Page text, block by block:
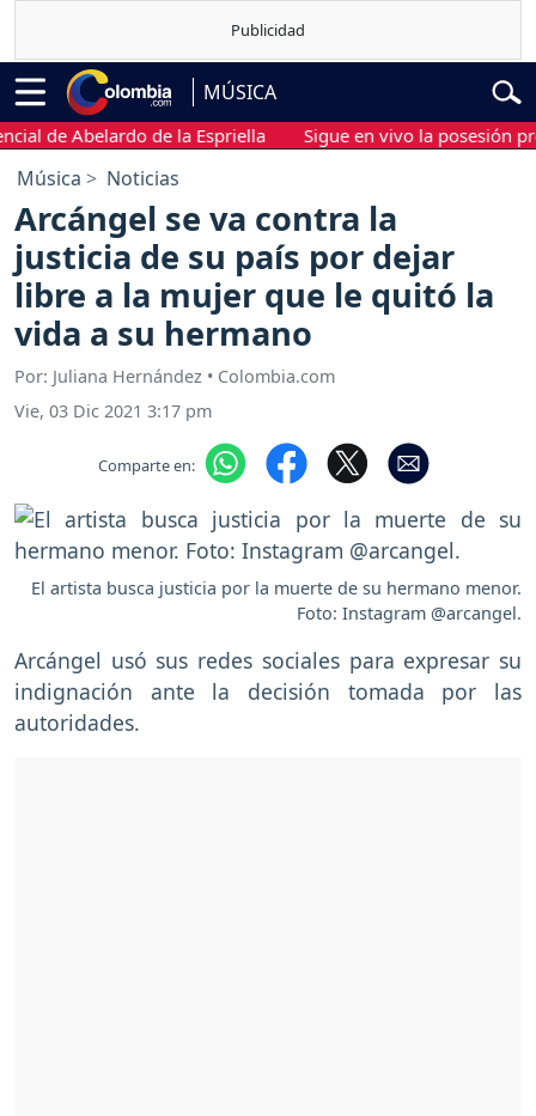
MÚSICA
de Abelardo de la Espriella Sigue en vivo la posesión
Música Noticias
Arcángel se va contra la
justicia de su país por dejar
libre a la mujer que le quitó la
vida a su hermano
Por: Juliana Hernández • Colombia.com
Vie, 03 Dic 2021 3:17 pm
Comparte en:
El artista busca justicia por la muerte de su hermano menor.
Foto: Instagram @arcangel.
Arcángel usó sus redes sociales para expresar su
indignación ante la decisión tomada por las
autoridades.